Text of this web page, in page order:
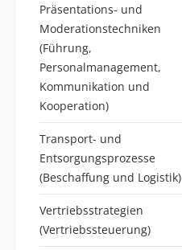
Präsentations- und
Moderationstechniken
(Führung,
Personalmanagement,
Kommunikation und
Kooperation)
Transport- und
Entsorgungsprozesse
(Beschaffung und Logistik)
Vertriebsstrategien
(Vertriebssteuerung)